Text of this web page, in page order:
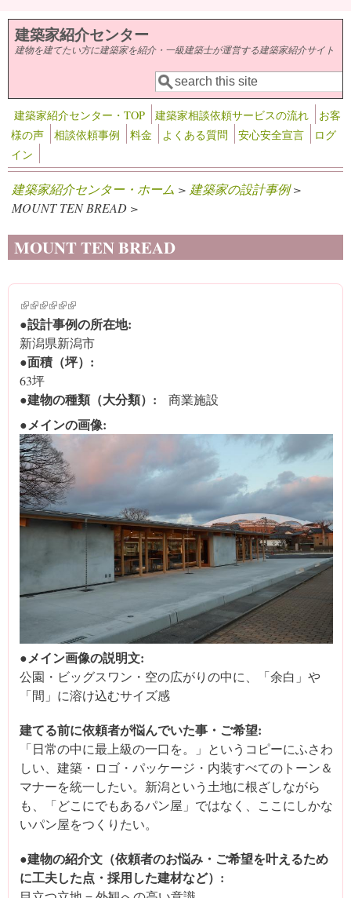
メインコンテンツに移動
建築家紹介センター
建物を建てたい方に建築家を紹介・一級建築士が運営する建築家紹介サイト
検索フォーム
検索
建築家紹介センター・TOP 建築家相談依頼サービスの流れ
お客
様の声
相談依頼事例 料金 よくある質問 安心安全宣言
ログ
イン
建築家紹介センター・ホーム > 建築家の設計事例>
MOUNT TEN BREAD >
MOUNT TEN BREAD
(link is external)
(link is external)
(link is external)
(link is external)
(link is external)
(link is external)
●設計事例の所在地:
新潟県新潟市
●面積（坪）:
63坪
●建物の種類（大分類）: 商業施設
●メインの画像:
●メイン画像の説明文:
公園・ビッグスワン・空の広がりの中に、「余白」や
「間」に溶け込むサイズ感
建てる前に依頼者が悩んでいた事・ご希望:
「日常の中に最上級の一口を。」というコピーにふさわ
しい、建築・ロゴ・パッケージ・内装すべてのトーン＆
マナーを統一したい。新潟という土地に根ざしながら
も、「どこにでもあるパン屋」ではなく、ここにしかな
いパン屋をつくりたい。
●建物の紹介文（依頼者のお悩み・ご希望を叶えるため
に工夫した点・採用した建材など）: